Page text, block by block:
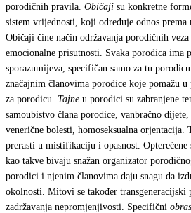
porodičnih pravila. Običaji su konkretne
sistem vrijednosti, koji određuje odnos
Običaji čine način održavanja porodičnih
emocionalne prisutnosti. Svaka porodica ima
sporazumijeva, specifičan samo za tu
značajnim članovima porodice koje pomažu
za porodicu. Tajne u porodici su zabranjene
samoubistvo člana porodice, vanbračno
venerične bolesti, homoseksualna orjentacija.
prerasti u mistifikaciju i opasnost.
kao takve bivaju snažan organizator
porodici i njenim članovima daju snagu da
okolnosti. Mitovi se također transgeneracijski
zadržavanja nepromjenjivosti. Specifični